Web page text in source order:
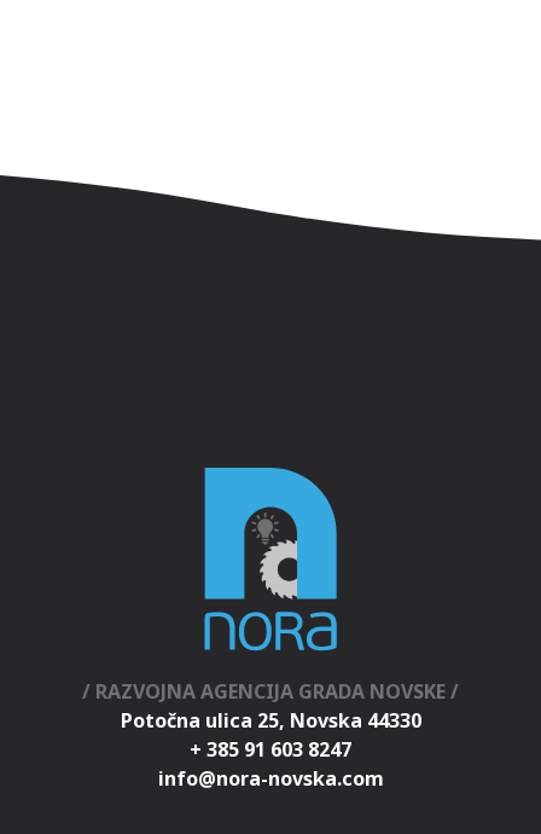
/ RAZVOJNA AGENCIJA GRADA NOVSKE /
Potočna ulica 25, Novska 44330
+ 385 91 603 8247